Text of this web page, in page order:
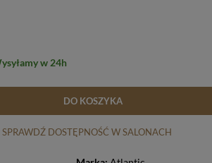
w 24h
DO KOSZYKA
SPRAWDŹ DOSTĘPNOŚĆ W SALONACH